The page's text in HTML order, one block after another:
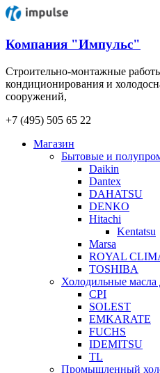
Компания "Импульс"
Строительно-монтажные
кондиционирования и
сооружений,
+7 (495) 505 65 22
Магазин
Бытовые и
Daikin
Dantex
DAHATSU
DENKO
Hitachi
Kentatsu
Marsa
ROYAL
TOSHIBA
Холодильные масла
CPI
SOLEST
EMKARATE
FUCHS
IDEMITSU
TL
Промышленный